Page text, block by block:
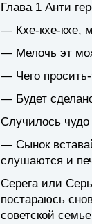
Глава 1 Анти
— Кхе-кхе-кхе,
— Мелочь эт
— Чего
— Будет
Случилось
— Сынок
слушаются и
Серега или
постараюсь
советской